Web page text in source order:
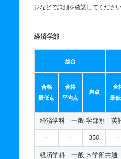
ジなどで詳細を確認してください
経済学部
総合
合格
最低点
合格
平均点
満点
合
最
経済学科 一般 学部別Ⅰ英
－ － 350 －
経済学科 一般 ５学部共通